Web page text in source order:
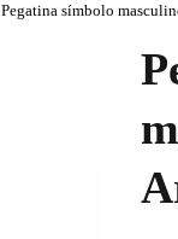
Pegatina símbolo